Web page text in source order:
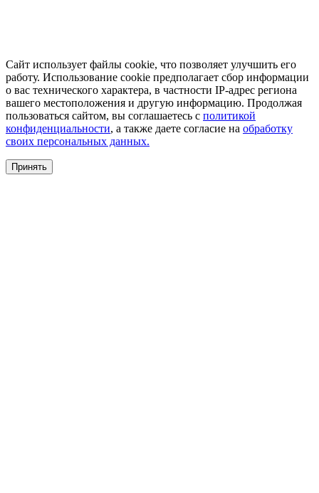
Сайт использует файлы cookie, что позволяет улучшить его
работу. Использование cookie предполагает сбор информации
о вас технического характера, в частности IP-адрес региона
вашего местоположения и другую информацию. Продолжая
пользоваться сайтом, вы соглашаетесь с политикой
конфиденциальности, а также даете согласие на обработку
своих персональных данных.
Принять